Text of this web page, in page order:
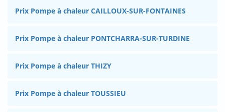
Prix Pompe à chaleur CAILLOUX-SUR-FONTAINES
Prix Pompe à chaleur PONTCHARRA-SUR-TURDINE
Prix Pompe à chaleur THIZY
Prix Pompe à chaleur TOUSSIEU